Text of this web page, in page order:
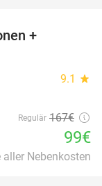
+
9.1 star
Regulär 167€
99€
aller Nebenkosten